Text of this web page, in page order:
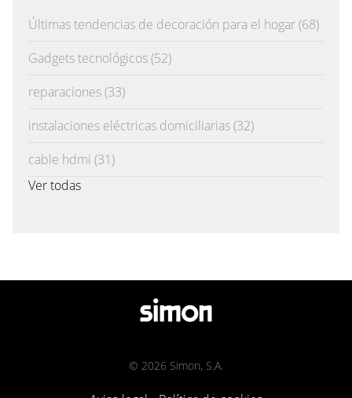
Últimas tendencias de decoración para el hogar(68)
Gadgets tecnológicos(52)
reparaciones(33)
instalaciones eléctricas domiciliarias(32)
cable hdmi (31)
Ver todas
© 2026 Simon, S.A.